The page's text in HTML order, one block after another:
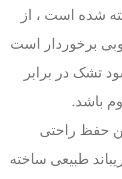
شده است ، از
برخوردار است
تشک در برابر
باشد.
حفظ راحتی
طبیعی ساخته